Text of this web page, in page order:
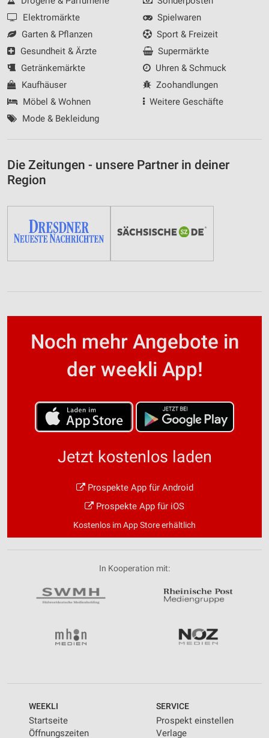
Elektromärkte
Garten & Pflanzen
Gesundheit & Ärzte
Getränkemärkte
Kaufhäuser
Möbel & Wohnen
Mode & Bekleidung
Spielwaren
Sport & Freizeit
Supermärkte
Uhren & Schmuck
Zoohandlungen
Weitere Geschäfte
Die Zeitungen - unsere Partner in deiner
Region
Noch mehr Angebote in
der weekli App!
Jetzt kostenlos laden
Prospekte App für Android
Prospekte App für iOS
Kostenlos im App Store erhältlich
In Kooperation mit:
WEEKLI
Startseite
Öffnungszeiten
SERVICE
Prospekt einstellen
Verlage